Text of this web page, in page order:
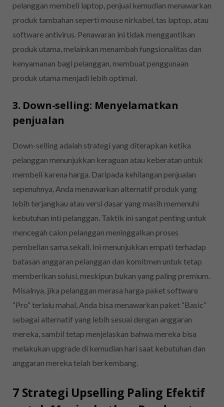
pelanggan membeli laptop, penjual kemudian menawarkan
produk tambahan seperti mouse nirkabel, tas laptop, atau
software antivirus. Penawaran ini tidak menggantikan
produk utama, melainkan menambah fungsionalitas dan
kenyamanan bagi pelanggan, membuat penggunaan
produk utama menjadi lebih optimal.
3. Down-selling: Menyelamatkan
penjualan
Down-selling adalah strategi yang diterapkan ketika
pelanggan menunjukkan keraguan atau keberatan untuk
membeli karena harga. Daripada kehilangan penjualan
sepenuhnya, Anda menawarkan alternatif produk yang
lebih terjangkau atau versi dasar yang masih memenuhi
kebutuhan inti pelanggan. Taktik ini sangat penting untuk
mencegah calon pelanggan meninggalkan proses
pembelian sama sekali. Ini menunjukkan empati terhadap
batasan anggaran pelanggan dan komitmen untuk tetap
memberikan solusi, meskipun bukan yang paling premium.
Misalnya, jika pelanggan merasa harga paket software
“Pro” terlalu mahal, Anda bisa menawarkan paket “Basic”
sebagai alternatif yang lebih sesuai dengan anggaran
mereka, sambil tetap menjelaskan bahwa mereka bisa
melakukan upgrade di kemudian hari saat kebutuhan dan
anggaran mereka telah berkembang.
7 Strategi Upselling Paling Efektif